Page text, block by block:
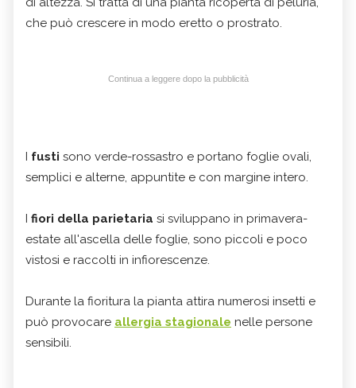
che può crescere in modo eretto o prostrato.
Continua a leggere dopo la pubblicità
I fusti sono verde-rossastro e portano foglie ovali,
semplici e alterne, appuntite e con margine intero.
I fiori della parietaria si sviluppano in primavera-
estate all'ascella delle foglie, sono piccoli e poco
vistosi e raccolti in infiorescenze.
Durante la fioritura la pianta attira numerosi insetti e
può provocare allergia stagionale nelle persone
sensibili.